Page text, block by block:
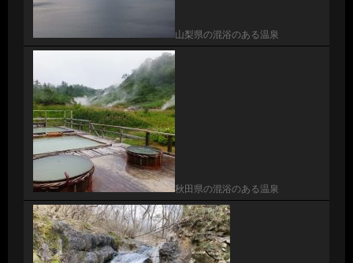
山梨県の混浴のある温泉
秋田県の混浴のある温泉